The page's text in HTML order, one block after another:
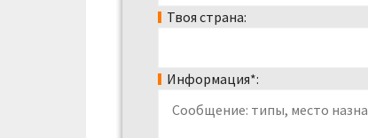
Твоя страна:
Информация*: